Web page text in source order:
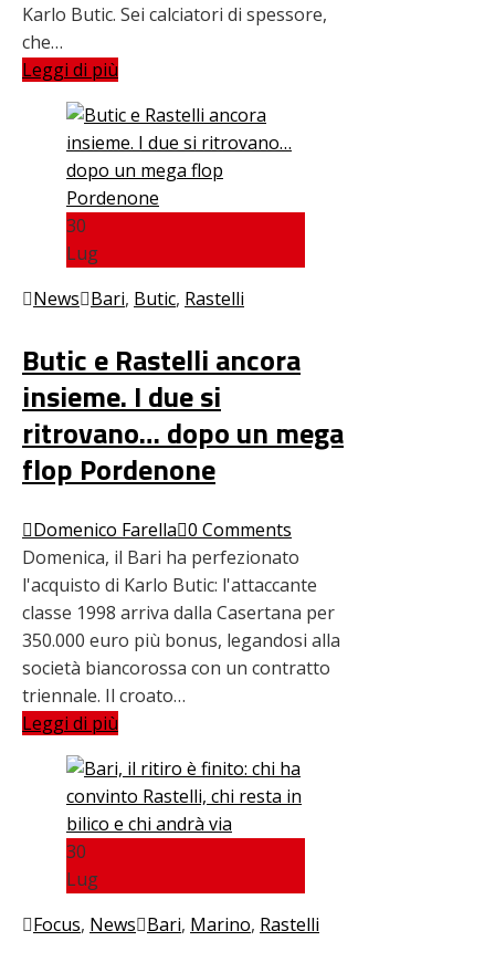
Karlo Butic. Sei calciatori di spessore,
che…
Leggi di più
30
Lug
News Bari, Butic, Rastelli
Butic e Rastelli ancora
insieme. I due si
ritrovano… dopo un mega
flop Pordenone
Domenico Farella 0 Comments
Domenica, il Bari ha perfezionato
l'acquisto di Karlo Butic: l'attaccante
classe 1998 arriva dalla Casertana per
350.000 euro più bonus, legandosi alla
società biancorossa con un contratto
triennale. Il croato…
Leggi di più
30
Lug
Focus, News Bari, Marino, Rastelli